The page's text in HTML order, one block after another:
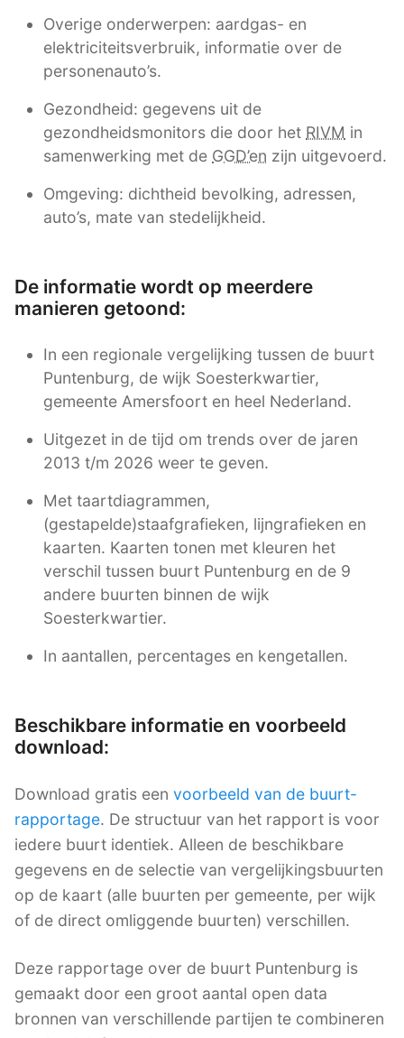
Overige onderwerpen: aardgas- en
elektriciteitsverbruik, informatie over de
personenauto’s.
Gezondheid: gegevens uit de
gezondheidsmonitors die door het RIVM in
samenwerking met de GGD’en zijn uitgevoerd.
Omgeving: dichtheid bevolking, adressen,
auto’s, mate van stedelijkheid.
De informatie wordt op meerdere
manieren getoond:
In een regionale vergelijking tussen de buurt
Puntenburg, de wijk Soesterkwartier,
gemeente Amersfoort en heel Nederland.
Uitgezet in de tijd om trends over de jaren
2013 t/m 2026 weer te geven.
Met taartdiagrammen,
(gestapelde)staafgrafieken, lijngrafieken en
kaarten. Kaarten tonen met kleuren het
verschil tussen buurt Puntenburg en de 9
andere buurten binnen de wijk
Soesterkwartier.
In aantallen, percentages en kengetallen.
Beschikbare informatie en voorbeeld
download:
Download gratis een voorbeeld van de buurt-
rapportage. De structuur van het rapport is voor
iedere buurt identiek. Alleen de beschikbare
gegevens en de selectie van vergelijkingsbuurten
op de kaart (alle buurten per gemeente, per wijk
of de direct omliggende buurten) verschillen.
Deze rapportage over de buurt Puntenburg is
gemaakt door een groot aantal open data
bronnen van verschillende partijen te combineren